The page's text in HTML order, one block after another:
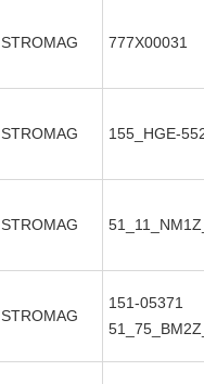
STROMAG 777X00031
STROMAG 155_HGE-
STROMAG
STROMAG
151-05371